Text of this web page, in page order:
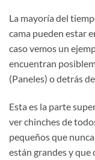
La mayoría del
cama pueden estar
caso vemos un
encuentran
(Paneles) o detrás
Esta es la parte
ver chinches de
pequeños que
están grandes y